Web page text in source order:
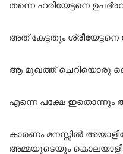
തന്നെ ഹരിയേട്ടനെ
അത് കേട്ടതും
ആ മുഖത്ത് ചെറിയൊരു
എന്നെ പക്ഷേ ഇതൊന്നും
കാരണം മനസ്സിൽ
അമ്മയുടെയും